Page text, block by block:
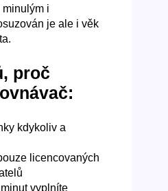
i
je ale i věk
proč
kdykoliv a
licencovaných
vyplníte